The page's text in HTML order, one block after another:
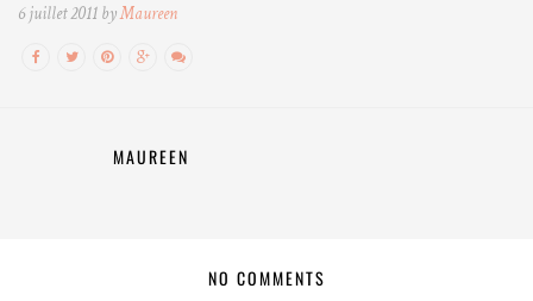
6 juillet 2011 byMaureen
MAUREEN
NO COMMENTS